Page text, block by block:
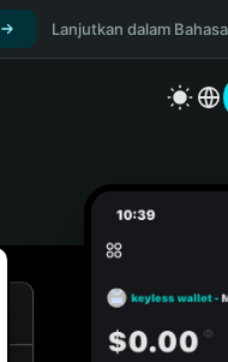
Lanjutkan dalam